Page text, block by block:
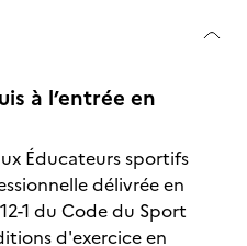
à l’entrée en
Éducateurs sportifs
délivrée en
1 du Code du Sport
d'exercice en